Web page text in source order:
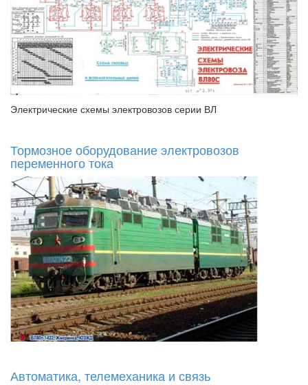
Электрические схемы электровозов серии ВЛ
Тормозное оборудование электровозов
переменного тока
Автоматика, телемеханика и связь